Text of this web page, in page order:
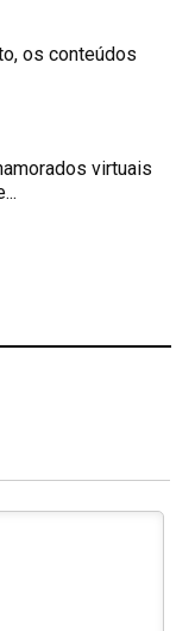
os conteúdos
virtuais